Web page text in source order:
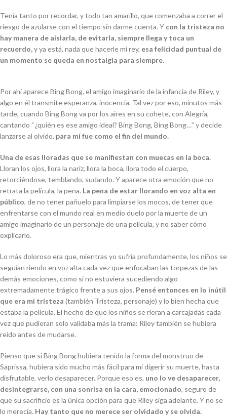
Tenía tanto por recordar, y todo tan amarillo, que comenzaba a correr el
riesgo de azularse con el tiempo sin darme cuenta. Y con la tristeza no
hay manera de aislarla, de evitarla, siempre llega y toca un
recuerdo,y ya está, nada que hacerle mi rey, esa felicidad puntual de
un momento se queda en nostalgia para siempre.
Por ahí aparece Bing Bong, el amigo imaginario de la infancia de Riley, y
algo en él transmite esperanza, inocencia. Tal vez por eso, minutos más
tarde, cuando Bing Bong va por los aires en su cohete, con Alegría,
cantando “¿quién es ese amigo ideal? Bing Bong, Bing Bong…” y decide
lanzarse al olvido, para mí fue como el fin del mundo.
Una de esas lloradas que se manifiestan con muecas en la boca.
Lloran los ojos, llora la nariz, llora la boca, llora todo el cuerpo,
retorciéndose, temblando, sudando. Y aparece otra emoción que no
retrata la película, la pena. La pena de estar llorando en voz alta en
público, de no tener pañuelo para limpiarse los mocos, de tener que
enfrentarse con el mundo real en medio duelo por la muerte de un
amigo imaginario de un personaje de una película, y no saber cómo
explicarlo.
Lo más doloroso era que, mientras yo sufría profundamente, los niños se
seguían riendo en voz alta cada vez que enfocaban las torpezas de las
demás emociones, como si no estuviera sucediendo algo
extremadamente trágico frente a sus ojos. Pensé entonces en lo inútil
que era mi tristeza (también Tristeza, personaje) y lo bien hecha que
estaba la película. El hecho de que los niños se rieran a carcajadas cada
vez que pudieran solo validaba más la trama: Riley también se hubiera
reído antes de mudarse.
Pienso que si Bing Bong hubiera tenido la forma del monstruo de
Saprissa, hubiera sido mucho más fácil para mí digerir su muerte, hasta
disfrutable, verlo desaparecer. Porque eso es, uno lo ve desaparecer,
desintegrarse, con una sonrisa en la cara, emocionado, seguro de
que su sacrificio es la única opción para que Riley siga adelante. Y no se
lo merecía. Hay tanto que no merece ser olvidado y se olvida.